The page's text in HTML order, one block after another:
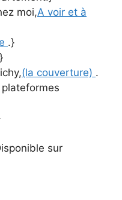
moi,A voir et à
.}
(la couverture) .
plateformes
sur